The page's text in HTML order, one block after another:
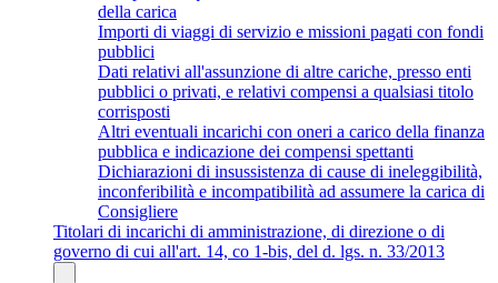
della carica
Importi di viaggi di servizio e missioni pagati con fondi
pubblici
Dati relativi all'assunzione di altre cariche, presso enti
pubblici o privati, e relativi compensi a qualsiasi titolo
corrisposti
Altri eventuali incarichi con oneri a carico della finanza
pubblica e indicazione dei compensi spettanti
Dichiarazioni di insussistenza di cause di ineleggibilità,
inconferibilità e incompatibilità ad assumere la carica di
Consigliere
Titolari di incarichi di amministrazione, di direzione o di
governo di cui all'art. 14, co 1-bis, del d. lgs. n. 33/2013